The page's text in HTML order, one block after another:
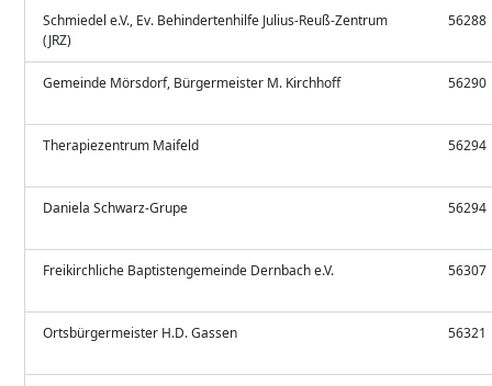
Schmiedel e.V., Ev. Behindertenhilfe Julius-Reuß-Zentrum
(JRZ)
56288
Gemeinde Mörsdorf, Bürgermeister M. Kirchhoff 56290
Therapiezentrum Maifeld 56294
Daniela Schwarz-Grupe 56294
Freikirchliche Baptistengemeinde Dernbach e.V. 56307
Ortsbürgermeister H.D. Gassen 56321